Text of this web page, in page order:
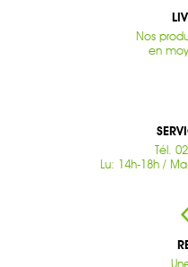
Nos
en
Tél.
Lu: 14h-18h /